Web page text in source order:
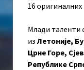
16
Млади таленти
из Летоније,
Црне Горе,
Републике